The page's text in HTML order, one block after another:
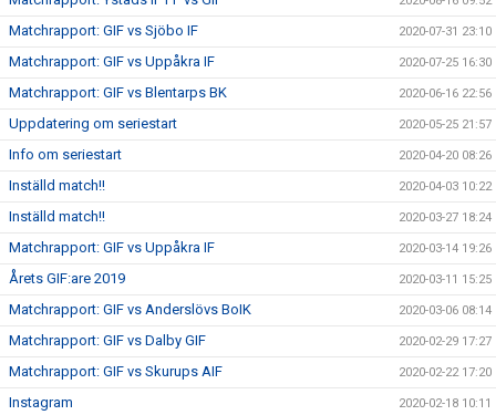
Matchrapport: GIF vs Sjöbo IF 2020-07-31 23:10
Matchrapport: GIF vs Uppåkra IF 2020-07-25 16:30
Matchrapport: GIF vs Blentarps BK 2020-06-16 22:56
Uppdatering om seriestart 2020-05-25 21:57
Info om seriestart 2020-04-20 08:26
Inställd match!! 2020-04-03 10:22
Inställd match!! 2020-03-27 18:24
Matchrapport: GIF vs Uppåkra IF 2020-03-14 19:26
Årets GIF:are 2019 2020-03-11 15:25
Matchrapport: GIF vs Anderslövs BoIK 2020-03-06 08:14
Matchrapport: GIF vs Dalby GIF 2020-02-29 17:27
Matchrapport: GIF vs Skurups AIF 2020-02-22 17:20
Instagram 2020-02-18 10:11